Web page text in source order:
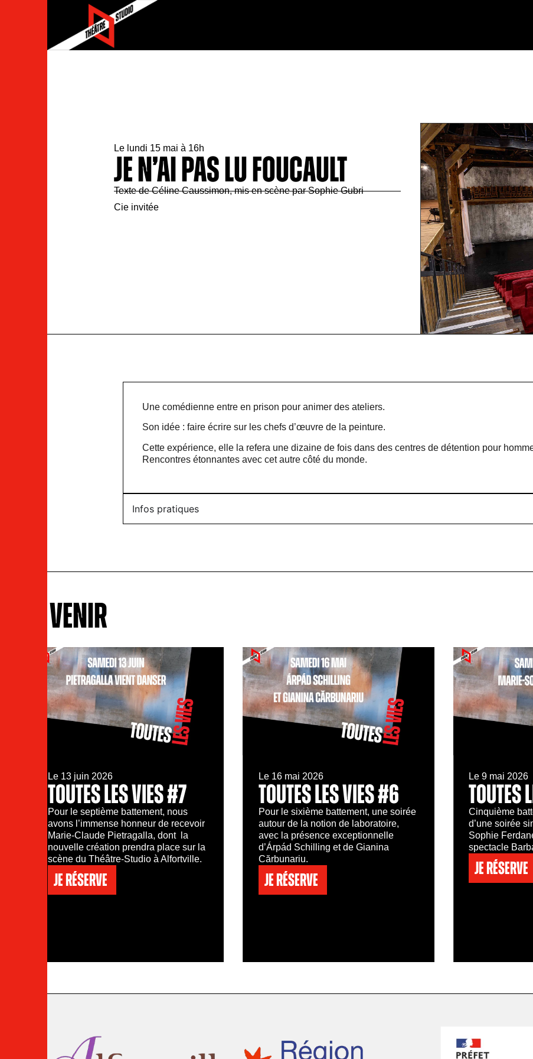
Le lundi 15 mai à 16h
Je n’ai pas lu Foucault
Texte de Céline Caussimon, mis en scène par Sophie Gubri
Cie invitée
Une comédienne entre en prison pour animer des ateliers.
Son idée : faire écrire sur les chefs d’œuvre de la peinture.
Cette expérience, elle la refera une dizaine de fois dans des centres de détention pour
Rencontres étonnantes avec cet autre côté du monde.
Infos pratiques
À VENIR
Le 13 juin 2026
TOUTES LES VIES #7
Pour le septième battement, nous
avons l’immense honneur de recevoir
Marie-Claude Pietragalla, dont la
nouvelle création prendra place sur la
scène du Théâtre-Studio à Alfortville.
Je réserve
Le 16 mai 2026
TOUTES LES VIES #6
Pour le sixième battement, une soirée
autour de la notion de laboratoire,
avec la présence exceptionnelle
d’Árpád Schilling et de Gianina
Cărbunariu.
Je réserve
Le 9 mai 2026
TOUTES
Cinquième
d’une soirée
Sophie
spectacle
Je réserve